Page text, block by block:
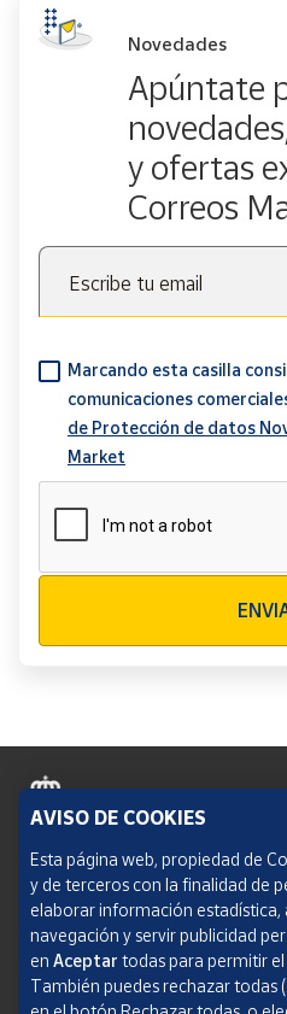
Novedades
Apúntate
y ofertas
Correos
Escribe tu email
Marcando esta casilla
comunicaciones
de Protección de datos
Market
Política de cookies
Aviso legal
Condiciones del servicio
Política de Privacidad Web
AVISO DE COOKIES
Esta página web, propiedad de
y de terceros con la finalidad de
elaborar información estadística,
navegación y servir publicidad
en Aceptar todas para permitir
También puedes rechazar todas